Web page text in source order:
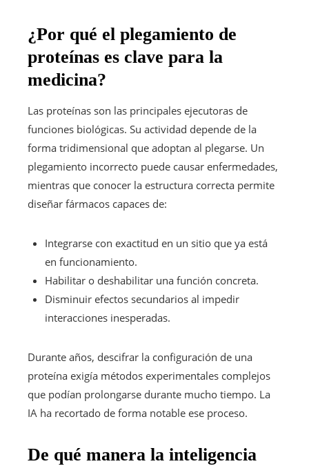
¿Por qué el plegamiento de
proteínas es clave para la
medicina?
Las proteínas son las principales ejecutoras de
funciones biológicas. Su actividad depende de la
forma tridimensional que adoptan al plegarse. Un
plegamiento incorrecto puede causar enfermedades,
mientras que conocer la estructura correcta permite
diseñar fármacos capaces de:
Integrarse con exactitud en un sitio que ya está
en funcionamiento.
Habilitar o deshabilitar una función concreta.
Disminuir efectos secundarios al impedir
interacciones inesperadas.
Durante años, descifrar la configuración de una
proteína exigía métodos experimentales complejos
que podían prolongarse durante mucho tiempo. La
IA ha recortado de forma notable ese proceso.
De qué manera la inteligencia